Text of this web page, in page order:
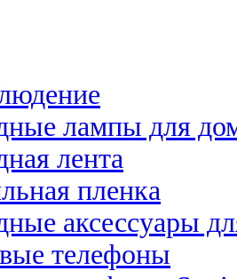
лампы для
лента
пленка
аксессуары
телефоны